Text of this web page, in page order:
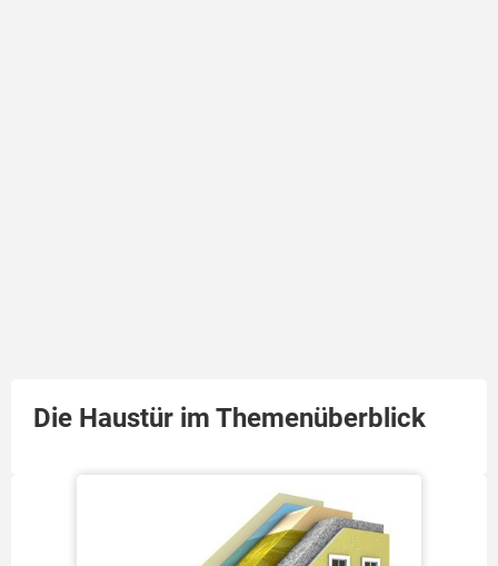
Die Haustür im Themenüberblick